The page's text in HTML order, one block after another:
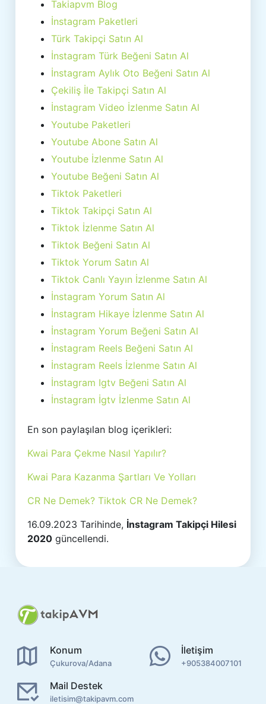
Takiapvm Blog
İnstagram Paketleri
Türk Takipçi Satın Al
İnstagram Türk Beğeni Satın Al
İnstagram Aylık Oto Beğeni Satın Al
Çekiliş İle Takipçi Satın Al
İnstagram Video İzlenme Satın Al
Youtube Paketleri
Youtube Abone Satın Al
Youtube İzlenme Satın Al
Youtube Beğeni Satın Al
Tiktok Paketleri
Tiktok Takipçi Satın Al
Tiktok İzlenme Satın Al
Tiktok Beğeni Satın Al
Tiktok Yorum Satın Al
Tiktok Canlı Yayın İzlenme Satın Al
İnstagram Yorum Satın Al
İnstagram Hikaye İzlenme Satın Al
İnstagram Yorum Beğeni Satın Al
İnstagram Reels Beğeni Satın Al
İnstagram Reels İzlenme Satın Al
İnstagram Igtv Beğeni Satın Al
İnstagram İgtv İzlenme Satın Al
En son paylaşılan blog içerikleri:
Kwai Para Çekme Nasıl Yapılır?
Kwai Para Kazanma Şartları Ve Yolları
CR Ne Demek? Tiktok CR Ne Demek?
16.09.2023 Tarihinde, İnstagram Takipçi Hilesi
2020 güncellendi.
Konum
Çukurova/Adana
İletişim
+905384007101
Mail Destek
iletisim@takipavm.com